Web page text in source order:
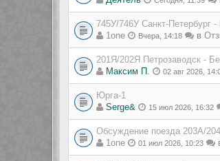
745У/746У Санкт-Петербург
1one
Вчера, 14:18 в
201Я/202Я Петрозаводск -
Максим П.
02 авг 2026,
Юрга-1
Serge&
15 июл 2026, 16:32
Обсуждение поезда 203А/
1one
01 июл 2026, 10:23